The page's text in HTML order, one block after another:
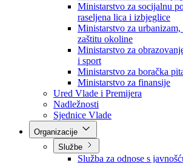
Ministarstvo za privredu
Ministarstvo za pravosuđe,
Ministarstvo za unutrašnje
Ministarstvo za socijalnu
raseljena lica i izbjeglice
Ministarstvo za urbanizam,
zaštitu okoline
Ministarstvo za
i sport
Ministarstvo za boračka
Ministarstvo za finansije
Ured Vlade i Premijera
Nadležnosti
Sjednice Vlade